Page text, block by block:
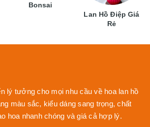
Bonsai
Lan Hồ Điệp Giá
Rẻ
lý tưởng cho mọi nhu cầu về hoa lan hồ
màu sắc, kiểu dáng sang trọng, chất
hoa nhanh chóng và giá cả hợp lý.